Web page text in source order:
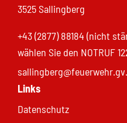
3525 Sallingberg
+43 (2877) 88184 (nicht
wählen Sie den NOTRUF
Links
Datenschutz